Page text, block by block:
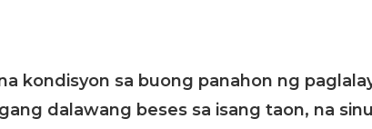
kondisyon sa buong panahon ng
dalawang beses sa isang taon, na